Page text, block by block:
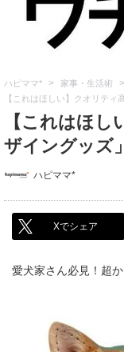
ハピママ* > 家事・生活術 >
【これはほしい】クオリテ
【これはほ
ザイングッズ
ハピママ*
Xでシェア
愛犬家さん必見！超